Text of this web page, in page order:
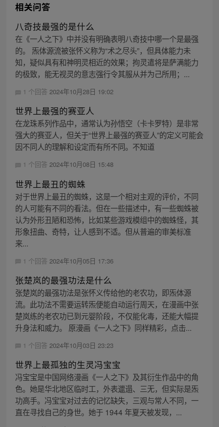
相关问答
八奇技最强的是什么
在《一人之下》中并没有明确表明八奇技中哪一个是最强
的。 炁体源流被张怀义称为“术之尽头”，但具体能力未
知，疑似具有和神明灵相近的效果；拘灵遣将是萨满能力
的极致，能无视灵的意志强行令其服从并为己所用；...
1 个回答 2024年10月28日 19:02
世界上最强的赛亚人
在龙珠系列作品中，通常认为孙悟空（卡卡罗特）是非常
强大的赛亚人，但关于“世界上最强的赛亚人”的定义可能会
因不同人的理解和设定而有所不同。不知道
1 个回答 2024年10月08日 15:48
世界上最丑的蜘蛛
对于世界上最丑的蜘蛛，这是一个相对主观的评价，不同
的人可能有不同的看法。但在一些描述中，有一些蜘蛛被
认为外形丑陋和恐怖，比如某些游戏模组中的蜘蛛怪，其
形象扭曲、奇特，让人感到不适。但从普遍的审美标准
来...
1 个回答 2024年10月05日 17:36
张楚岚的最强功法是什么
张楚岚的最强功法是张怀义传给他的老农功，即炁体源
流。此功法不需要运转炁便能自动运行周天，在漫画中张
楚岚练的老农功已到元婴阶段，不仅能化毒，还能大幅提
升身法和威力。 原漫画《一人之下》同样精彩，点击...
1 个回答 2024年10月03日 23:23
世界上最孤独的生灵冯宝宝
冯宝宝是中国网络漫画《一人之下》及其衍生作品中的角
色。她是华北地区临时工，外表邋遢、三无，但实际是炁
功高手。冯宝宝对过去的记忆缺失，三观与常人不同，一
直在寻找自己的身世。她于 1944 年夏天被发现，...